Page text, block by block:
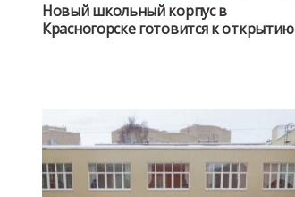
Новый школьный корпус в
Красногорске готовится к открытию